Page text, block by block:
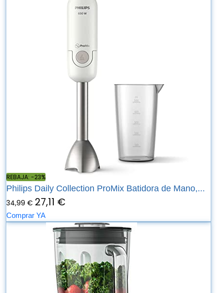
REBAJA: -23%
Philips Daily Collection ProMix Batidora de Mano,...
34,99 € 27,11 €
Comprar YA